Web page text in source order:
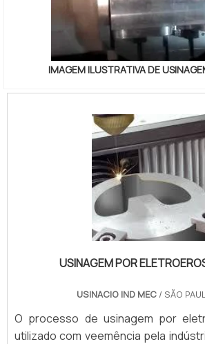
IMAGEM ILUSTRATIVA DE
USINAGEM POR
USINACIO IND MEC / SÃO
O processo de usinagem por
utilizado com veemência pela